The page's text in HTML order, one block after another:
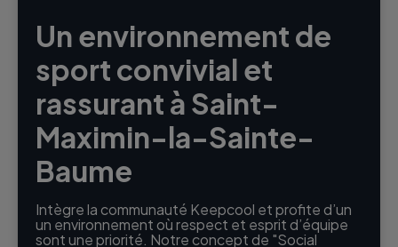
Un environnement de
sport convivial et
rassurant à Saint-
Maximin-la-Sainte-
Baume
Intègre la communauté Keepcool et profite d’un
un environnement où respect et esprit d’équipe
sont une priorité. Notre concept de "Social